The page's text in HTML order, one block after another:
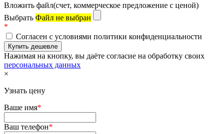
Вложить файл(счет, коммерческое предложение с ценой)
Выбрать Файл не выбран
*
Согласен с условиями политики конфиденциальности
Нажимая на кнопку, вы даёте согласие на обработку своих
персональных данных
×
Узнать цену
Ваше имя*
Ваш телефон*